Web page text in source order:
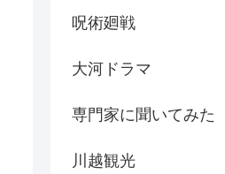
呪術廻戦
大河ドラマ
専門家に聞いてみた
川越観光